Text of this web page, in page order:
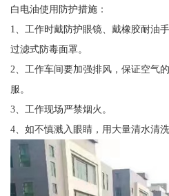
白电油使用防护措施：
1、工作时戴防护眼镜、戴橡胶耐油
过滤式防毒面罩。
2、工作车间要加强排风，保证空气
服。
3、工作现场严禁烟火。
4、如不慎溅入眼睛，用大量清水清洗